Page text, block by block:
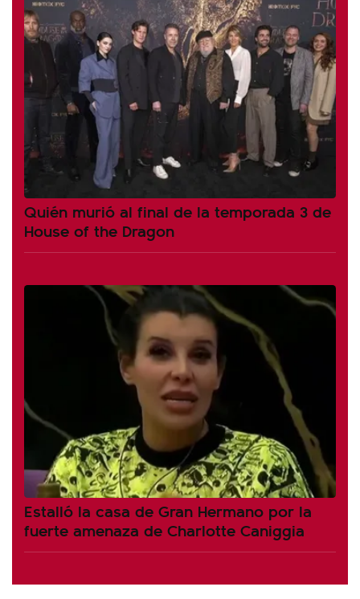
Quién murió al final de la temporada 3 de
House of the Dragon
Estalló la casa de Gran Hermano por la
fuerte amenaza de Charlotte Caniggia